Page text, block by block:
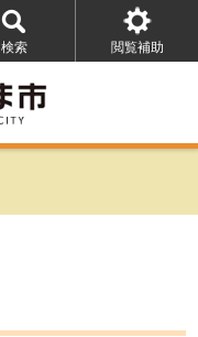
検索
を
開
く
閲覧補助
を